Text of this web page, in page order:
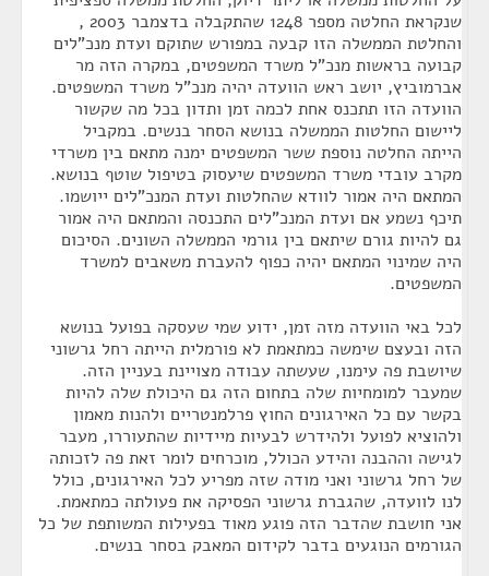
שנקראת החלטה מספר 1248 שהתקבלה בדצמבר 2003 ,
והחלטת הממשלה הזו קבעה במפורש שתוקם ועדת מנכ"לים
קבועה בראשות מנכ"ל משרד המשפטים, במקרה הזה מר
אברמוביץ, יושב ראש הוועדה יהיה מנכ"ל משרד המשפטים.
הוועדה הזו תתכנס אחת לכמה זמן ותדון בכל מה שקשור
ליישום החלטות הממשלה בנושא הסחר בנשים. במקביל
הייתה החלטה נוספת ששר המשפטים ימנה מתאם בין משרדי
מקרב עובדי משרד המשפטים שיעסוק בטיפול שוטף בנושא.
המתאם היה אמור לוודא שהחלטות ועדת המנכ"לים ייושמו.
תיכף נשמע אם ועדת המנכ"לים התכנסה והמתאם היה אמור
גם להיות גורם שיתאם בין גורמי הממשלה השונים. הסיכום
היה שמינוי המתאם יהיה כפוף להעברת משאבים למשרד
המשפטים.
לכל באי הוועדה מזה זמן, ידוע שמי שעסקה בפועל בנושא
הזה ובעצם שימשה כמתאמת לא פורמלית הייתה רחל גרשוני
שיושבת פה עימנו, שעשתה עבודה מצויינת בעניין הזה.
שמעבר למומחיות שלה בתחום הזה גם היכולת שלה להיות
בקשר עם כל האירגונים החוץ פרלמנטריים ולהנות מאמון
ולהוציא לפועל ולהידרש לבעיות מיידיות שהתעוררו, מעבר
לגישה וההבנה והידע הכולל, מוכרחים לומר זאת פה לזכותה
של רחל גרשוני ואני מודה שזה מפריע לכל האירגונים, כולל
לנו לוועדה, שהגברת גרשוני הפסיקה את פעולתה כמתאמת.
אני חושבת שהדבר הזה פוגע מאוד בפעילות המשותפת של כל
הגורמים הנוגעים בדבר לקידום המאבק בסחר בנשים.